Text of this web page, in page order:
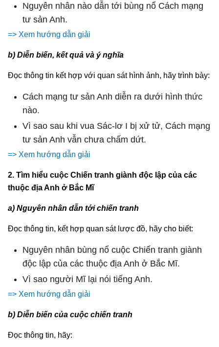
Nguyên nhân nào dẫn tới bùng nổ Cách mạng
tư sản Anh.
=> Xem hướng dẫn giải
b) Diễn biến, kết quả và ý nghĩa
Đọc thông tin kết hợp với quan sát hình ảnh, hãy trình bày:
Cách mạng tư sản Anh diễn ra dưới hình thức
nào.
Vì sao sau khi vua Sác-lơ I bị xử tử, Cách mạng
tư sản Anh vẫn chưa chấm dứt.
=> Xem hướng dẫn giải
2. Tìm hiểu cuộc Chiến tranh giành độc lập của các
thuộc địa Anh ở Bắc Mĩ
a) Nguyên nhân dẫn tới chiến tranh
Đọc thông tin, kết hợp quan sát lược đồ, hãy cho biết:
Nguyên nhân bùng nổ cuộc Chiến tranh giành
độc lập của các thuộc địa Anh ở Bắc Mĩ.
Vì sao người Mĩ lại nói tiếng Anh.
=> Xem hướng dẫn giải
b) Diễn biến của cuộc chiến tranh
Đọc thông tin, hãy: